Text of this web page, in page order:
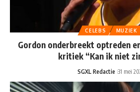
CELEBS MUZIEK
Gordon onderbreekt optreden
kritiek “Kan ik niet
SGXL Redactie 31 mei